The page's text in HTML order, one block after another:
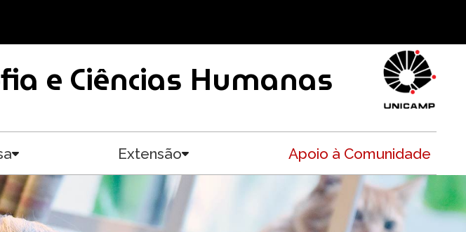
e Ciências Humanas
Extensão Apoio à Comunidade